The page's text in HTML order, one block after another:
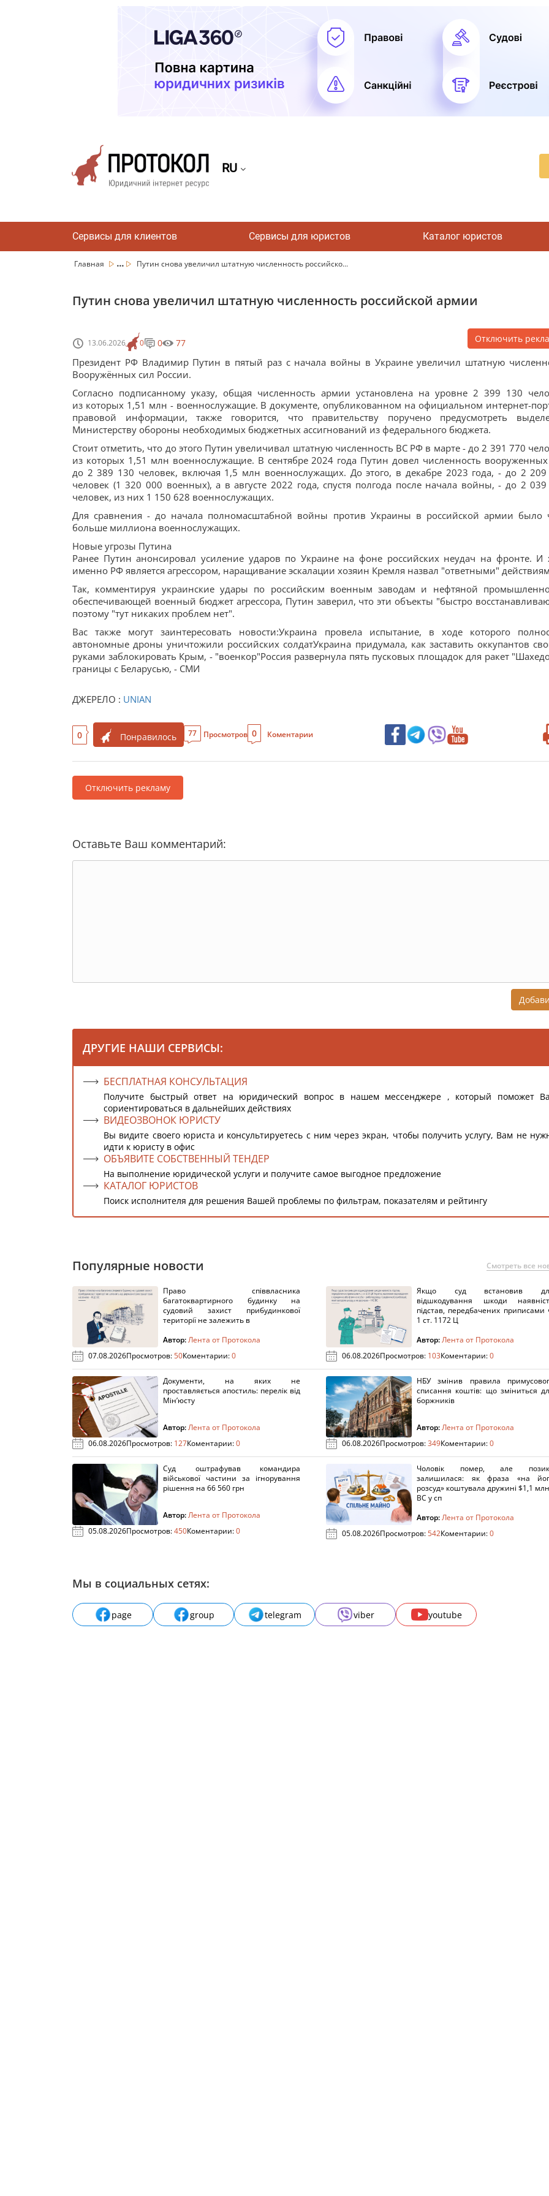
RU
Сервисы для клиентов Сервисы для юристов Каталог юристов
Главная ... Путин снова увеличил штатную численность российско...
Путин снова увеличил штатную численность российской армии
13.06.2026 0 0 77 Отключить
Президент РФ Владимир Путин в пятый раз с начала войны в Украине увеличил штатную
Вооружённых сил России.
Согласно подписанному указу, общая численность армии установлена на уровне 2 399 130
из которых 1,51 млн - военнослужащие. В документе, опубликованном на официальном интернет-
правовой информации, также говорится, что правительству поручено предусмотреть
Министерству обороны необходимых бюджетных ассигнований из федерального бюджета.
Стоит отметить, что до этого Путин увеличивал штатную численность ВС РФ в марте - до 2 391 770
из которых 1,51 млн военнослужащие. В сентябре 2024 года Путин довел численность
до 2 389 130 человек, включая 1,5 млн военнослужащих. До этого, в декабре 2023 года, - до 2
человек (1 320 000 военных), а в августе 2022 года, спустя полгода после начала войны, - до 2
человек, из них 1 150 628 военнослужащих.
Для сравнения - до начала полномасштабной войны против Украины в российской армии было
больше миллиона военнослужащих.
Новые угрозы Путина
Ранее Путин анонсировал усиление ударов по Украине на фоне российских неудач на фронте. И
именно РФ является агрессором, наращивание эскалации хозяин Кремля назвал "ответными"
Так, комментируя украинские удары по российским военным заводам и нефтяной
обеспечивающей военный бюджет агрессора, Путин заверил, что эти объекты "быстро
поэтому "тут никаких проблем нет".
Вас также могут заинтересовать новости:Украина провела испытание, в ходе которого
автономные дроны уничтожили российских солдатУкраина придумала, как заставить оккупантов
руками заблокировать Крым, - "военкор"Россия развернула пять пусковых площадок для ракет
границы с Беларусью, - СМИ
ДЖЕРЕЛО : UNIAN
0 Понравилось 77 Просмотров 0 Коментарии
Отключить рекламу
Оставьте Ваш комментарий:
ДРУГИЕ НАШИ СЕРВИСЫ:
БЕСПЛАТНАЯ КОНСУЛЬТАЦИЯ
Получите быстрый ответ на юридический вопрос в нашем мессенджере , который поможет
сориентироваться в дальнейших действиях
ВИДЕОЗВОНОК ЮРИСТУ
Вы видите своего юриста и консультируетесь с ним через экран, чтобы получить услугу, Вам не
идти к юристу в офис
ОБЪЯВИТЕ СОБСТВЕННЫЙ ТЕНДЕР
На выполнение юридической услуги и получите самое выгодное предложение
КАТАЛОГ ЮРИСТОВ
Поиск исполнителя для решения Вашей проблемы по фильтрам, показателям и рейтингу
Популярные новости Смотреть все
Право співвласника
багатоквартирного будинку на
судовий захист прибудинкової
території не залежить в
Автор:Лента от Протокола
07.08.2026Просмотров:50Коментарии:0
Якщо суд встановив
відшкодування шкоди
підстав, передбачених приписами
1 ст. 1172 Ц
Автор:Лента от Протокола
06.08.2026Просмотров: 103Коментарии:0
Документи, на яких не
проставляється апостиль: перелік від
Мін’юсту
Автор:Лента от Протокола
06.08.2026Просмотров: 127Коментарии:0
НБУ змінив правила
списання коштів: що зміниться
боржників
Автор:Лента от Протокола
06.08.2026Просмотров:349Коментарии:0
Суд оштрафував командира
військової частини за ігнорування
рішення на 66 560 грн
Автор:Лента от Протокола
05.08.2026Просмотров:450Коментарии:0
Чоловік помер, але
залишилася: як фраза «на
розсуд» коштувала дружині $1,1
ВС у сп
Автор:Лента от Протокола
05.08.2026Просмотров:542Коментарии:0
Мы в социальных сетях:
page group telegram viber youtube